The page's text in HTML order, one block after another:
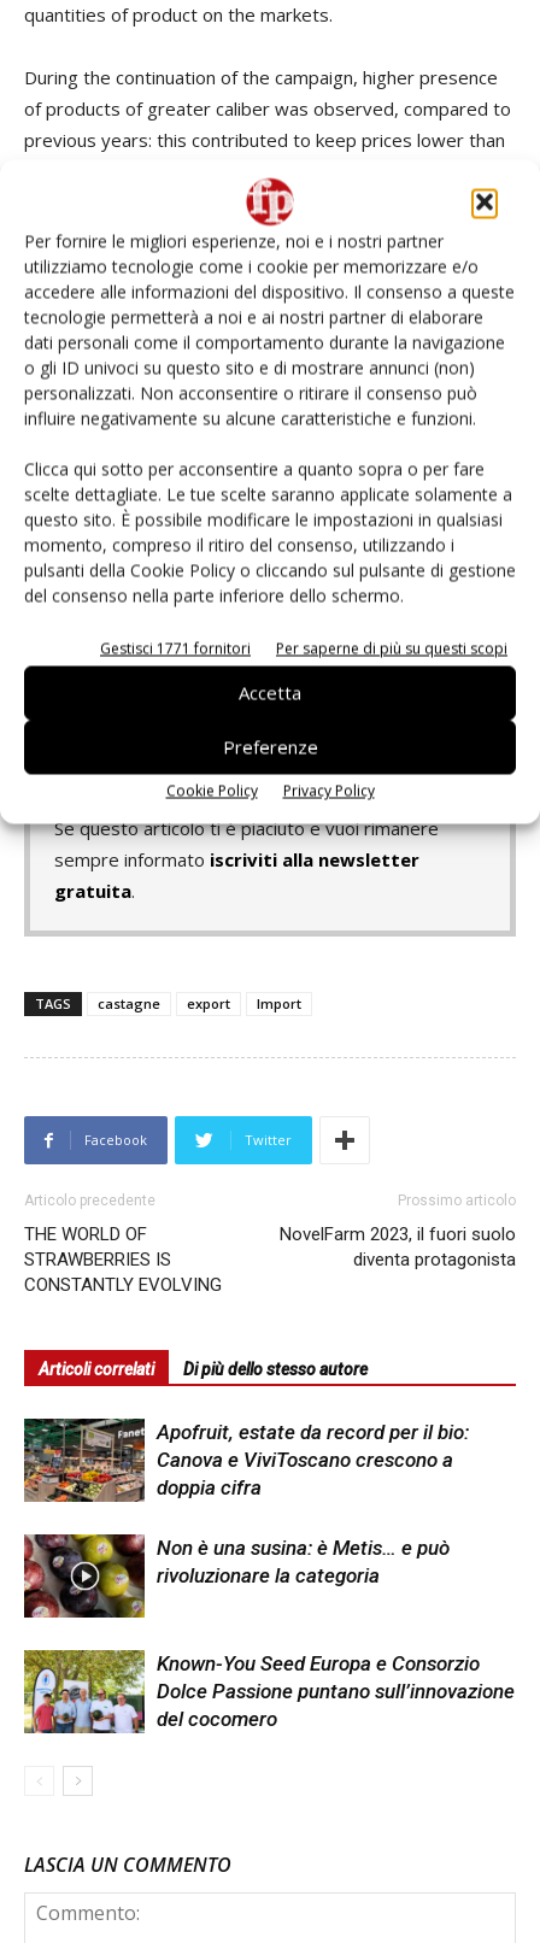
Per fornire le migliori esperienze, noi e i nostri partner
utilizziamo tecnologie come i cookie per memorizzare e/o
accedere alle informazioni del dispositivo. Il consenso a queste
tecnologie permetterà a noi e ai nostri partner di elaborare
dati personali come il comportamento durante la navigazione
o gli ID univoci su questo sito e di mostrare annunci (non)
personalizzati. Non acconsentire o ritirare il consenso può
influire negativamente su alcune caratteristiche e funzioni.
Clicca qui sotto per acconsentire a quanto sopra o per fare
scelte dettagliate. Le tue scelte saranno applicate solamente a
questo sito. È possibile modificare le impostazioni in qualsiasi
momento, compreso il ritiro del consenso, utilizzando i
pulsanti della Cookie Policy o cliccando sul pulsante di gestione
del consenso nella parte inferiore dello schermo.
Gestisci 1771 fornitori Per saperne di più su questi scopi
Accetta
Preferenze
Cookie Policy Privacy Policy
quantities of product on the markets.
During the continuation of the campaign, higher presence
of products of greater caliber was observed, compared to
previous years: this contributed to keep prices lower than
the average. 2021 recorded lower productions than 2020:
unlike 2022, in fact, the torrid heat greatly penalized the
productions of 2020, characterized by parasitosis
problems, too, which contributed to declines in both
quantitative and qualitative terms.
Among the most important national producers we find
Campania, Calabria, and Lazio, but the Apennine
productions of Emilia-Romagna and other central regions,
The overview of imports and exports for the year 2021
could be misrepresented, due to the low production of the
year: as for exports, in fact, significant drops are observed
compared to previous years, especially with respect to
Germany, the largest importer of Italian chestnuts. We
also note an increase in the prices of imported products,
since not only national productions have been affected by
the problems of the year 2021.
Se questo articolo ti è piaciuto e vuoi rimanere
sempre informato iscriviti alla newsletter
gratuita.
TAGS castagne export Import
Facebook Twitter
Articolo precedente
THE WORLD OF
STRAWBERRIES IS
CONSTANTLY EVOLVING
Prossimo articolo
NovelFarm 2023, il fuori suolo
diventa protagonista
Articoli correlati Di più dello stesso autore
Apofruit, estate da record per il bio:
Canova e ViviToscano crescono a
doppia cifra
Non è una susina: è Metis… e può
rivoluzionare la categoria
Known-You Seed Europa e Consorzio
Dolce Passione puntano sull’innovazione
del cocomero
LASCIA UN COMMENTO